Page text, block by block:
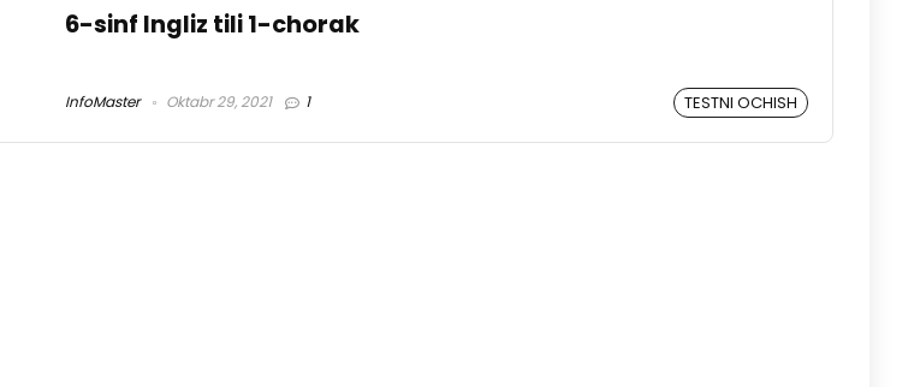
6-sinf Ingliz tili 1-chorak
InfoMaster Oktabr 29, 2021 1 TESTNI OCHISH